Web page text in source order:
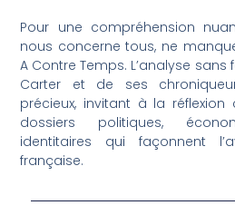
Pour une compréhension
nous concerne tous, ne
A Contre Temps. L’analyse
Carter et de ses
précieux, invitant à la
dossiers politiques,
identitaires qui façonnent
française.